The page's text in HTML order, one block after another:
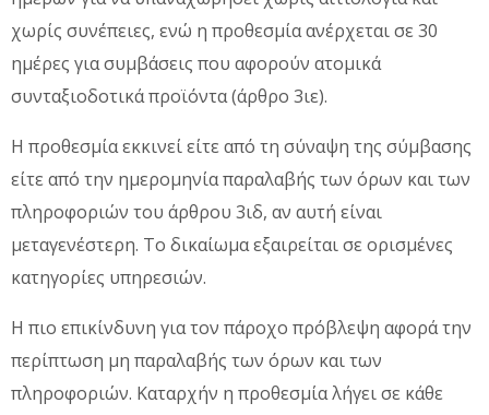
χωρίς συνέπειες, ενώ η προθεσμία ανέρχεται σε 30
ημέρες για συμβάσεις που αφορούν ατομικά
συνταξιοδοτικά προϊόντα (άρθρο 3ιε).
Η προθεσμία εκκινεί είτε από τη σύναψη της σύμβασης
είτε από την ημερομηνία παραλαβής των όρων και των
πληροφοριών του άρθρου 3ιδ, αν αυτή είναι
μεταγενέστερη. Το δικαίωμα εξαιρείται σε ορισμένες
κατηγορίες υπηρεσιών.
Η πιο επικίνδυνη για τον πάροχο πρόβλεψη αφορά την
περίπτωση μη παραλαβής των όρων και των
πληροφοριών. Καταρχήν η προθεσμία λήγει σε κάθε